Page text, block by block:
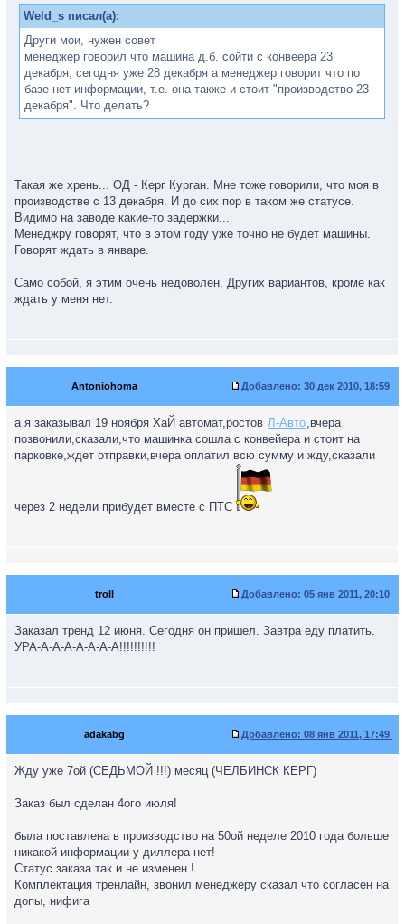
Weld_s писал(а):
Други мои, нужен совет
менеджер говорил что машина д.б. сойти с конвеера 23
декабря, сегодня уже 28 декабря а менеджер говорит что по
базе нет информации, т.е. она также и стоит "производство 23
декабря". Что делать?
Такая же хрень... ОД - Керг Курган. Мне тоже говорили, что моя в
производстве с 13 декабря. И до сих пор в таком же статусе.
Видимо на заводе какие-то задержки...
Менеджру говорят, что в этом году уже точно не будет машины.
Говорят ждать в январе.
Само собой, я этим очень недоволен. Других вариантов, кроме как
ждать у меня нет.
Antoniohoma Добавлено: 30 дек 2010, 18:59
а я заказывал 19 ноября ХаЙ автомат,ростов Л-Авто,вчера
позвонили,сказали,что машинка сошла с конвейера и стоит на
парковке,ждет отправки,вчера оплатил всю сумму и жду,сказали
через 2 недели прибудет вместе с ПТС
troll Добавлено: 05 янв 2011, 20:10
Заказал тренд 12 июня. Сегодня он пришел. Завтра еду платить.
УРА-А-А-А-А-А-А-А!!!!!!!!!!
adakabg Добавлено: 08 янв 2011, 17:49
Жду уже 7ой (СЕДЬМОЙ !!!) месяц (ЧЕЛБИНСК КЕРГ)
Заказ был сделан 4ого июля!
была поставлена в производство на 50ой неделе 2010 года больше
никакой информации у диллера нет!
Статус заказа так и не изменен !
Комплектация тренлайн, звонил менеджеру сказал что согласен на
допы, нифига